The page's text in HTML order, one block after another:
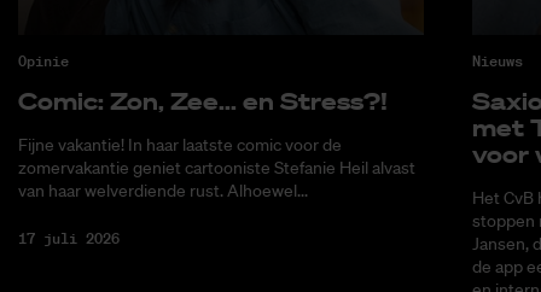
Opinie
Co­mic: Zon, Zee... en Stress?!
Fijne vakantie! In haar laatste comic voor de
zomervakantie geniet cartooniste Stefanie Heil alvast
van haar welverdiende rust. Alhoewel...
17 juli 2026
Nieuws
met
voor
Het CvB
stoppen
Jansen,
de app